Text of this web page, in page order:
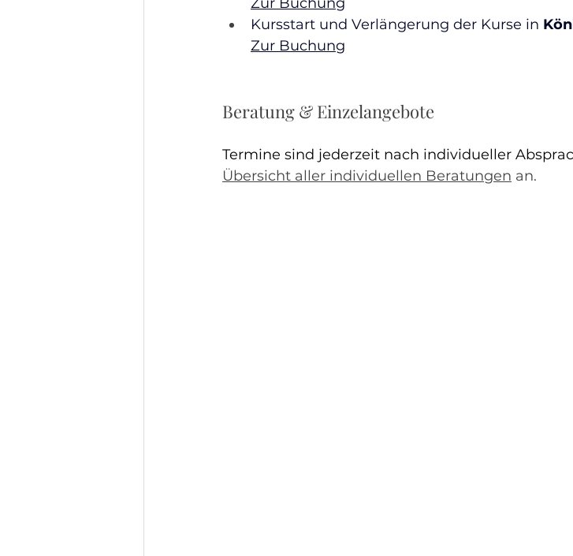
Kursstart und Verlängerung der Kurse in
Zur Buchung
Beratung & Einzelangebote
Termine sind jederzeit nach individueller
Übersicht aller individuellen Beratungen an.